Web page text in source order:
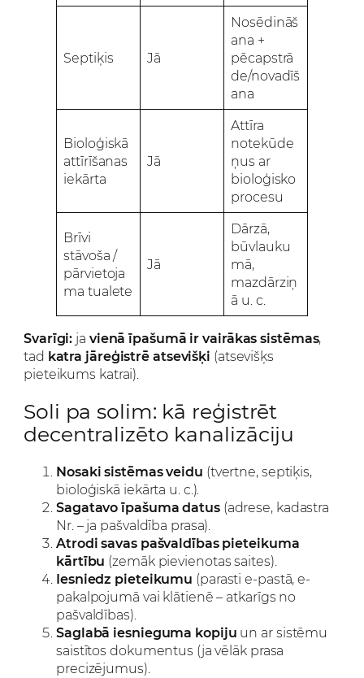
Septiķis Jā
Nosēdināš
ana +
pēcapstrā
de/novadīš
ana
Bioloģiskā
attīrīšanas
iekārta
Jā
Attīra
notekūde
ņus ar
bioloģisko
procesu
Brīvi
stāvoša /
pārvietoja
ma tualete
Jā
Dārzā,
būvlauku
mā,
mazdārziņ
ā u. c.
Svarīgi: ja vienā īpašumā ir vairākas sistēmas,
tad katra jāreģistrē atsevišķi (atsevišķs
pieteikums katrai).
Soli pa solim: kā reģistrēt
decentralizēto kanalizāciju
Nosaki sistēmas veidu (tvertne, septiķis,
bioloģiskā iekārta u. c.).
Sagatavo īpašuma datus(adrese, kadastra
Nr. – ja pašvaldība prasa).
Atrodi savas pašvaldības pieteikuma
kārtību (zemāk pievienotas saites).
Iesniedz pieteikumu (parasti e-pastā, e-
pakalpojumā vai klātienē – atkarīgs no
pašvaldības).
Saglabā iesnieguma kopiju un ar sistēmu
saistītos dokumentus (ja vēlāk prasa
precizējumus).